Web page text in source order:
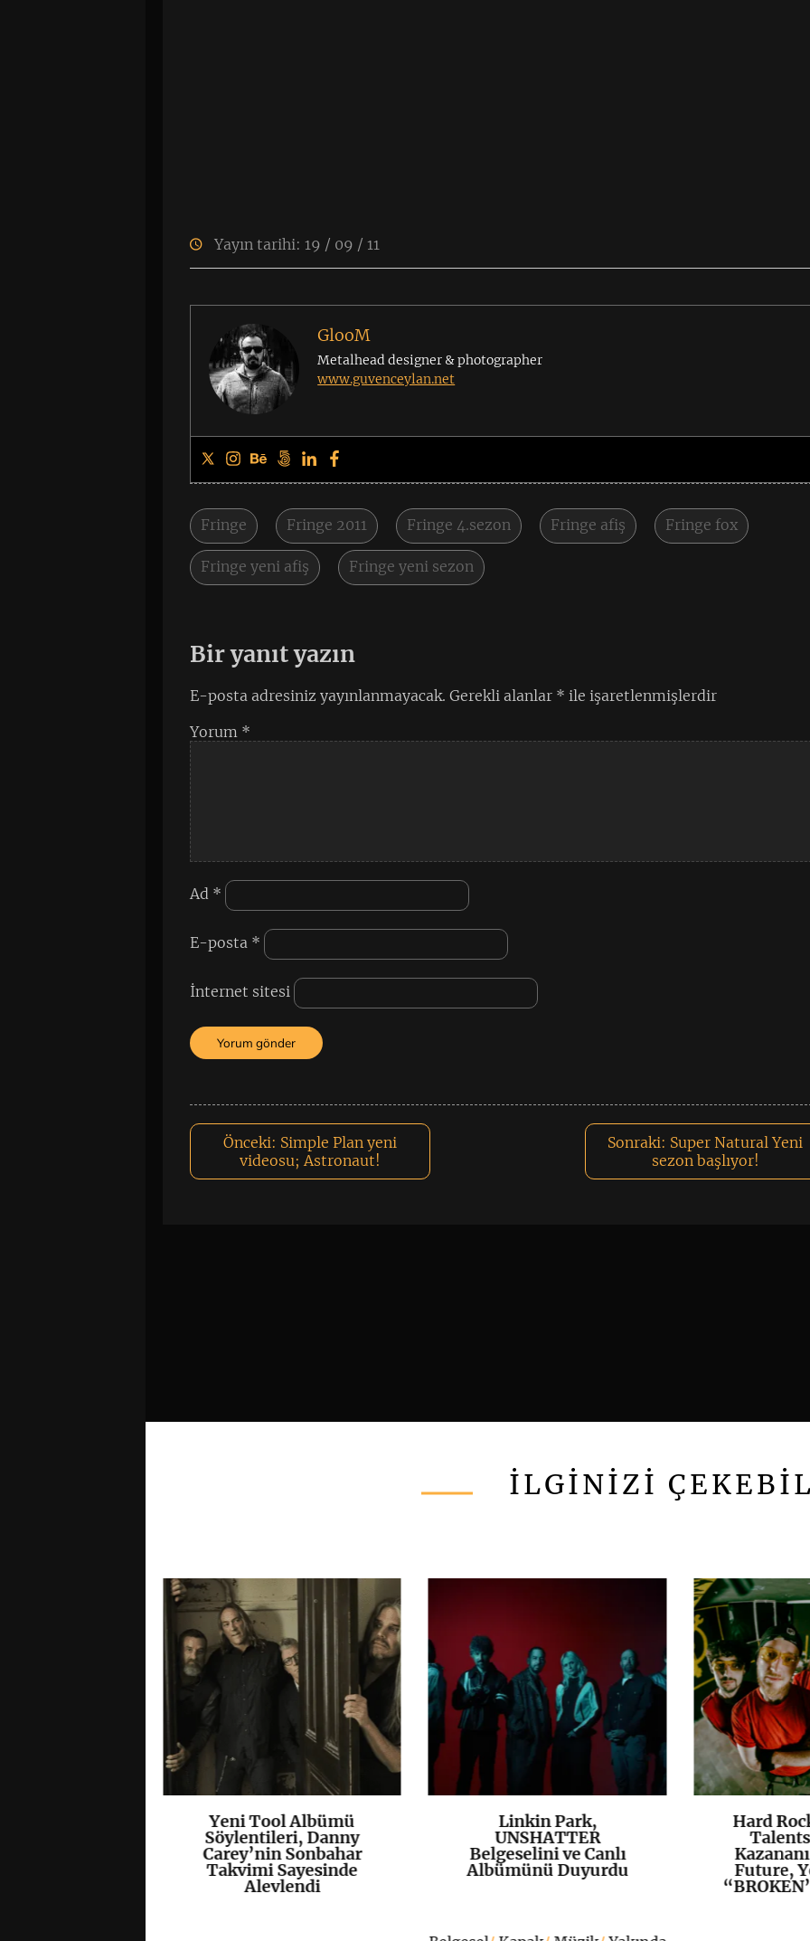
Yayın tarihi: 19 / 09 / 11
GlooM
Metalhead designer & photographer
www.guvenceylan.net
Fringe Fringe 2011 Fringe 4.sezon Fringe afiş Fringe fox
Fringe yeni afiş Fringe yeni sezon
Bir yanıt yazın
E-posta adresiniz yayınlanmayacak. Gerekli alanlar * ile işaretlenmişlerdir
Yorum *
Ad *
E-posta *
İnternet sitesi
Önceki: Simple Plan yeni
videosu; Astronaut!
Sonraki: Super Natural Yeni
sezon başlıyor!
İLGİNİZİ
K+
Yeni Tool Albümü
Söylentileri, Danny
Carey’nin Sonbahar
Takvimi Sayesinde
Alevlendi
K+
Linkin Park,
UNSHATTER
Belgeselini ve Canlı
Albümünü Duyurdu
Hard
Future,